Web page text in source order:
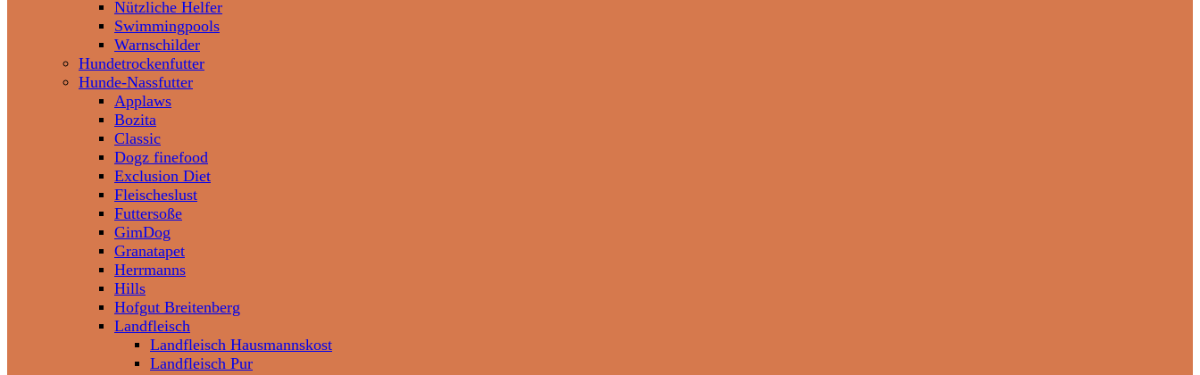
Nützliche Helfer
Swimmingpools
Warnschilder
Hundetrockenfutter
Hunde-Nassfutter
Applaws
Bozita
Classic
Dogz finefood
Exclusion Diet
Fleischeslust
Futtersoße
GimDog
Granatapet
Herrmanns
Hills
Hofgut Breitenberg
Landfleisch
Landfleisch Hausmannskost
Landfleisch Pur